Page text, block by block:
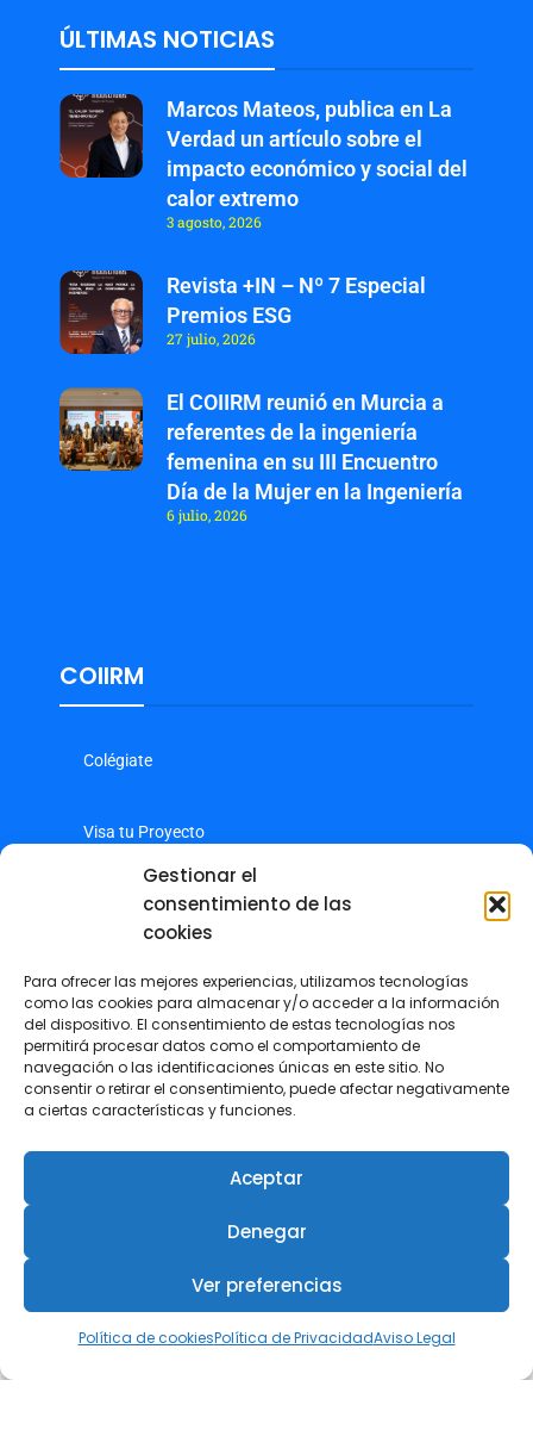
Gestionar el
consentimiento de las
cookies
Para ofrecer las mejores experiencias, utilizamos tecnologías
como las cookies para almacenar y/o acceder a la información
del dispositivo. El consentimiento de estas tecnologías nos
permitirá procesar datos como el comportamiento de
navegación o las identificaciones únicas en este sitio. No
consentir o retirar el consentimiento, puede afectar negativamente
a ciertas características y funciones.
Aceptar
Denegar
Ver preferencias
Política de cookiesPolítica de PrivacidadAviso Legal
ÚLTIMAS NOTICIAS
Marcos Mateos, publica en La
Verdad un artículo sobre el
impacto económico y social del
calor extremo
3 agosto, 2026
Revista +IN – Nº 7 Especial
Premios ESG
27 julio, 2026
El COIIRM reunió en Murcia a
referentes de la ingeniería
femenina en su III Encuentro
Día de la Mujer en la Ingeniería
6 julio, 2026
COIIRM
Colégiate
Visa tu Proyecto
Canal de Asistencia Jurídica
Club de Descuentos COIIRM
Empleo
© 2024 - Colegio Oficial de Ingenieros